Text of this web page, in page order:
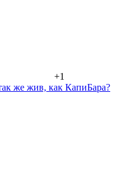
+1
же жив, как КапиБара?